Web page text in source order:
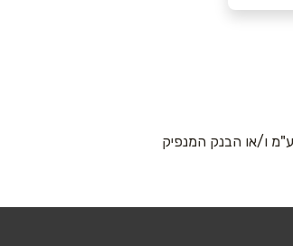
ו/או הבנק המנפיק